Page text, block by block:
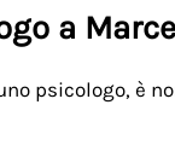
a
psicologo, è